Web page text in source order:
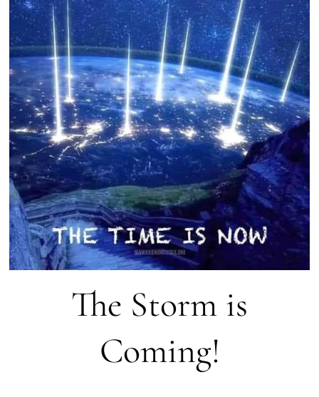
The Storm is
Coming!